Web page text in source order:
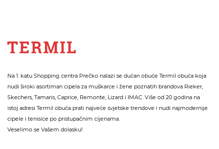
Na 1. katu Shopping centra Prečko nalazi se dućan obuće Termil obuća koja
nudi široki asortiman cipela za muškarce i žene poznatih brandova Rieker,
Skechers, Tamaris, Caprice, Remonte, Lizard i IMAC. Više od 20 godina na
istoj adresi Termil obuća prati najveće svjetske trendove i nudi najmodernije
cipele i tenisice po pristupačnim cijenama.
Veselimo se Vašem dolasku!